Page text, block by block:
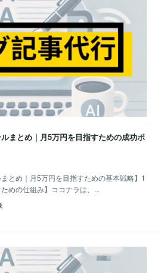
ルまとめ｜月5万円を目指すための成功ポ
とめ｜月5万円を目指すための基本戦略】1
めの仕組み】ココナラは、...